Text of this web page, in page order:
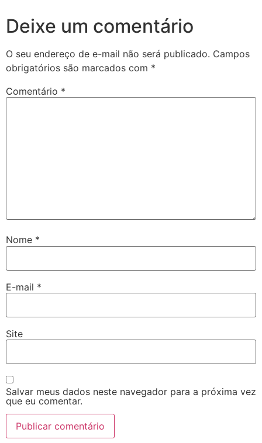
Deixe um comentário
O seu endereço de e-mail não será publicado. Campos
obrigatórios são marcados com *
Comentário *
Nome *
E-mail *
Site
Salvar meus dados neste navegador para a próxima vez
que eu comentar.